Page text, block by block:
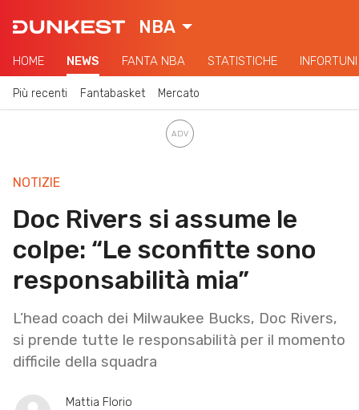
NBA
HOME NEWS FANTA NBA STATISTICHE INFORTUNI
Più recenti Fantabasket Mercato
NOTIZIE
Doc Rivers si assume le
colpe: “Le sconfitte sono
responsabilità mia”
L’head coach dei Milwaukee Bucks, Doc Rivers,
si prende tutte le responsabilità per il momento
difficile della squadra
Mattia Florio